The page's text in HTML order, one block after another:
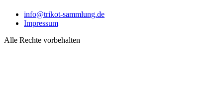
info@trikot-sammlung.de
Impressum
Alle Rechte vorbehalten